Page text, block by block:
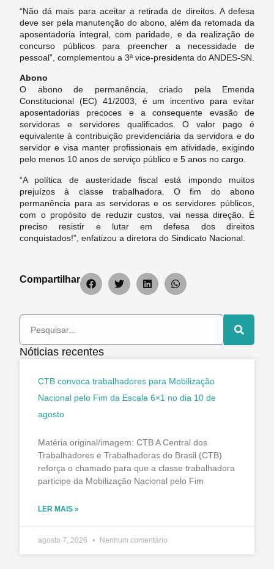
“Não dá mais para aceitar a retirada de direitos. A defesa
deve ser pela manutenção do abono, além da retomada da
aposentadoria integral, com paridade, e da realização de
concurso públicos para preencher a necessidade de
pessoal”, complementou a 3ª vice-presidenta do ANDES-SN.
Abono
O abono de permanência, criado pela Emenda
Constitucional (EC) 41/2003, é um incentivo para evitar
aposentadorias precoces e a consequente evasão de
servidoras e servidores qualificados. O valor pago é
equivalente à contribuição previdenciária da servidora e do
servidor e visa manter profissionais em atividade, exigindo
pelo menos 10 anos de serviço público e 5 anos no cargo.
“A política de austeridade fiscal está impondo muitos
prejuízos à classe trabalhadora. O fim do abono
permanência para as servidoras e os servidores públicos,
com o propósito de reduzir custos, vai nessa direção. É
preciso resistir e lutar em defesa dos direitos
conquistados!”, enfatizou a diretora do Sindicato Nacional.
Compartilhar
Nóticias recentes
CTB convoca trabalhadores para Mobilização
Nacional pelo Fim da Escala 6×1 no dia 10 de
agosto
Matéria original/imagem: CTB A Central dos
Trabalhadores e Trabalhadoras do Brasil (CTB)
reforça o chamado para que a classe trabalhadora
participe da Mobilização Nacional pelo Fim
LER MAIS »
agosto 7, 2026 Nenhum comentário